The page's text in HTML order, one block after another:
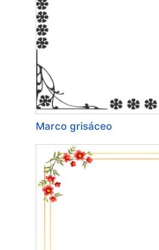
Marco grisáceo